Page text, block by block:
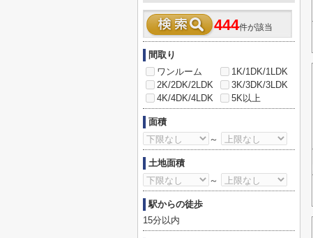
444件が該当
間取り
ワンルーム
1K/1DK/1LDK
2K/2DK/2LDK
3K/3DK/3LDK
4K/4DK/4LDK
5K以上
面積
～
土地面積
～
駅からの徒歩
15分以内